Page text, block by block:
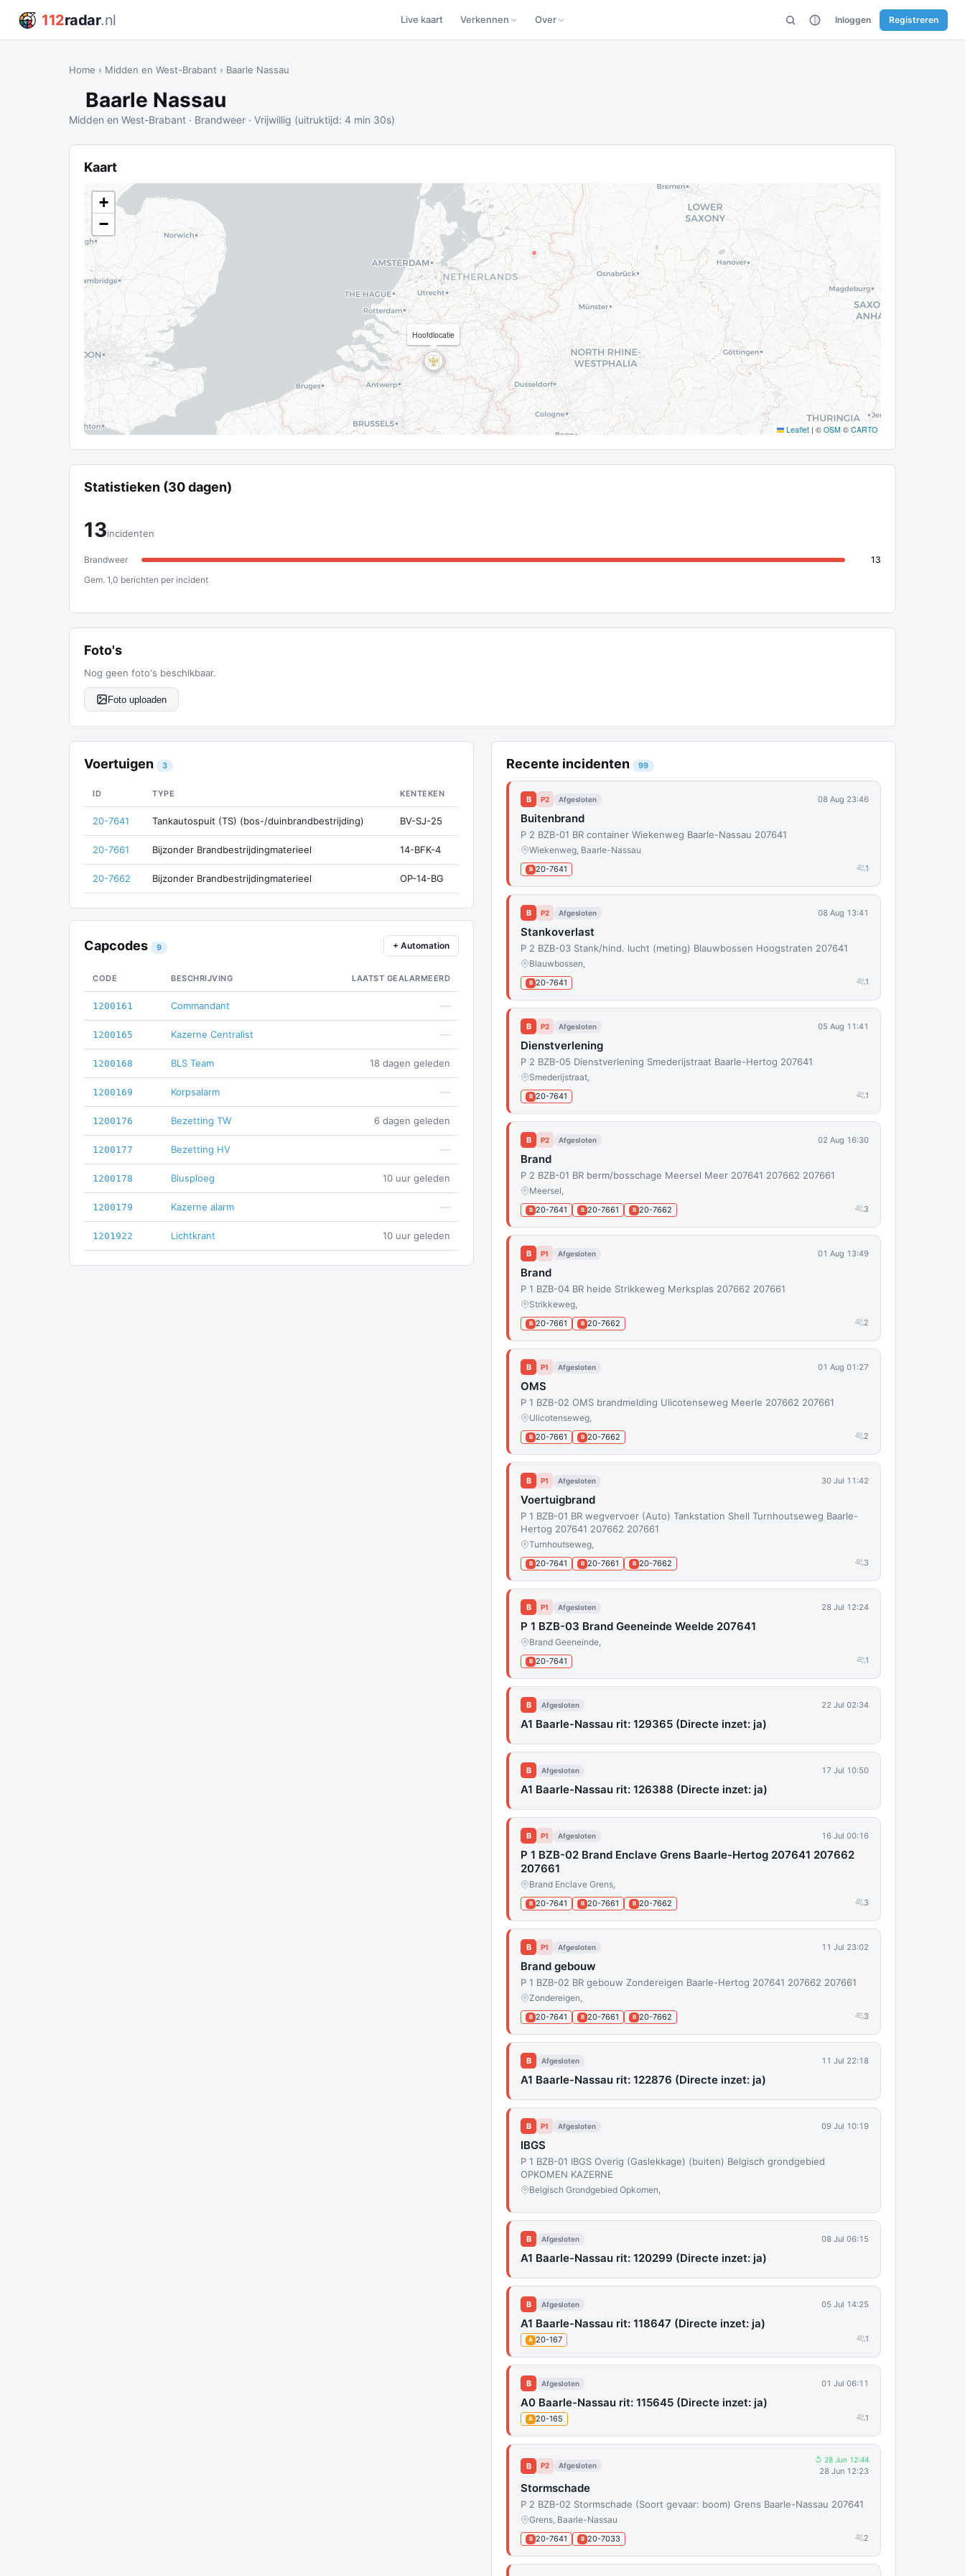
112radar.nl Live kaart Verkennen Over Inloggen Registreren
Home › Midden en West-Brabant › Baarle Nassau
Baarle Nassau
Midden en West-Brabant · Brandweer · Vrijwillig (uitruktijd: 4 min 30s)
Kaart
Hoofdlocatie
+
−
Leaflet | © OSM © CARTO
Statistieken (30 dagen)
13incidenten
Brandweer
13
Gem. 1,0 berichten per incident
Foto's
Nog geen foto's beschikbaar.
Foto uploaden
Voertuigen 3
ID TYPE KENTEKEN
20-7641 Tankautospuit (TS) (bos-/duinbrandbestrijding) BV-SJ-25
20-7661 Bijzonder Brandbestrijdingmaterieel 14-BFK-4
20-7662 Bijzonder Brandbestrijdingmaterieel OP-14-BG
Capcodes 9 + Automation
CODE BESCHRIJVING LAATST GEALARMEERD
1200161 Commandant —
1200165 Kazerne Centralist —
1200168 BLS Team 18 dagen geleden
1200169 Korpsalarm —
1200176 Bezetting TW 6 dagen geleden
1200177 Bezetting HV —
1200178 Blusploeg 10 uur geleden
1200179 Kazerne alarm —
1201922 Lichtkrant 10 uur geleden
Recente incidenten 99
B P2 Afgesloten 08 Aug 23:46
Buitenbrand
P 2 BZB-01 BR container Wiekenweg Baarle-Nassau 207641
Wiekenweg, Baarle-Nassau
B 20-7641 1
B P2 Afgesloten 08 Aug 13:41
Stankoverlast
P 2 BZB-03 Stank/hind. lucht (meting) Blauwbossen Hoogstraten 207641
Blauwbossen,
B 20-7641 1
B P2 Afgesloten 05 Aug 11:41
Dienstverlening
P 2 BZB-05 Dienstverlening Smederijstraat Baarle-Hertog 207641
Smederijstraat,
B 20-7641 1
B P2 Afgesloten 02 Aug 16:30
Brand
P 2 BZB-01 BR berm/bosschage Meersel Meer 207641 207662 207661
Meersel,
B 20-7641 B 20-7661 B 20-7662 3
B P1 Afgesloten 01 Aug 13:49
Brand
P 1 BZB-04 BR heide Strikkeweg Merksplas 207662 207661
Strikkeweg,
B 20-7661 B 20-7662 2
B P1 Afgesloten 01 Aug 01:27
OMS
P 1 BZB-02 OMS brandmelding Ulicotenseweg Meerle 207662 207661
Ulicotenseweg,
B 20-7661 B 20-7662 2
B P1 Afgesloten 30 Jul 11:42
Voertuigbrand
P 1 BZB-01 BR wegvervoer (Auto) Tankstation Shell Turnhoutseweg Baarle-
Hertog 207641 207662 207661
Turnhoutseweg,
B 20-7641 B 20-7661 B 20-7662 3
B P1 Afgesloten 28 Jul 12:24
P 1 BZB-03 Brand Geeneinde Weelde 207641
Brand Geeneinde,
B 20-7641 1
B Afgesloten 22 Jul 02:34
A1 Baarle-Nassau rit: 129365 (Directe inzet: ja)
B Afgesloten 17 Jul 10:50
A1 Baarle-Nassau rit: 126388 (Directe inzet: ja)
B P1 Afgesloten 16 Jul 00:16
P 1 BZB-02 Brand Enclave Grens Baarle-Hertog 207641 207662
207661
Brand Enclave Grens,
B 20-7641 B 20-7661 B 20-7662 3
B P1 Afgesloten 11 Jul 23:02
Brand gebouw
P 1 BZB-02 BR gebouw Zondereigen Baarle-Hertog 207641 207662 207661
Zondereigen,
B 20-7641 B 20-7661 B 20-7662 3
B Afgesloten 11 Jul 22:18
A1 Baarle-Nassau rit: 122876 (Directe inzet: ja)
B P1 Afgesloten 09 Jul 10:19
IBGS
P 1 BZB-01 IBGS Overig (Gaslekkage) (buiten) Belgisch grondgebied
OPKOMEN KAZERNE
Belgisch Grondgebied Opkomen,
B Afgesloten 08 Jul 06:15
A1 Baarle-Nassau rit: 120299 (Directe inzet: ja)
B Afgesloten 05 Jul 14:25
A1 Baarle-Nassau rit: 118647 (Directe inzet: ja)
A 20-167 1
B Afgesloten 01 Jul 06:11
A0 Baarle-Nassau rit: 115645 (Directe inzet: ja)
A 20-165 1
B P2 Afgesloten
↺ 28 Jun 12:44
28 Jun 12:23
Stormschade
P 2 BZB-02 Stormschade (Soort gevaar: boom) Grens Baarle-Nassau 207641
Grens, Baarle-Nassau
B 20-7641 B 20-7033 2